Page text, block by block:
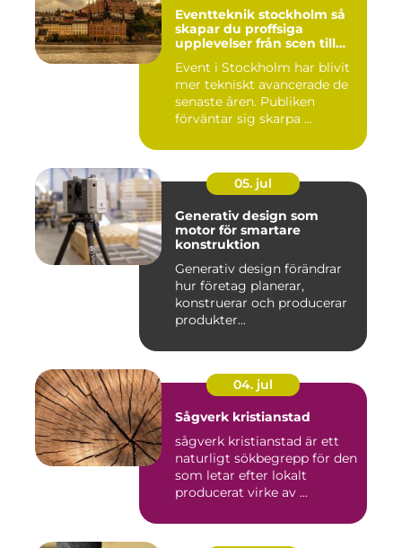
Eventteknik stockholm så
skapar du proffsiga
upplevelser från scen till
Event i Stockholm har blivit
mer tekniskt avancerade de
senaste åren. Publiken
förväntar sig skarpa ...
05. jul
Generativ design som
motor för smartare
konstruktion
Generativ design förändrar
hur företag planerar,
konstruerar och producerar
produkter...
04. jul
Sågverk kristianstad
sågverk kristianstad är ett
naturligt sökbegrepp för den
som letar efter lokalt
producerat virke av ...